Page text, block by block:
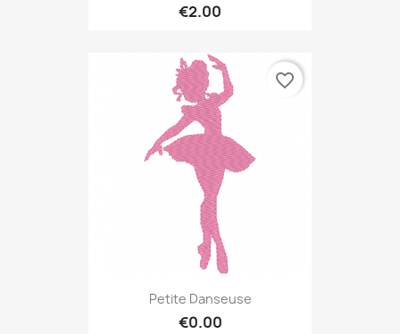
€2.00
Petite Danseuse
€0.00
favorite_border